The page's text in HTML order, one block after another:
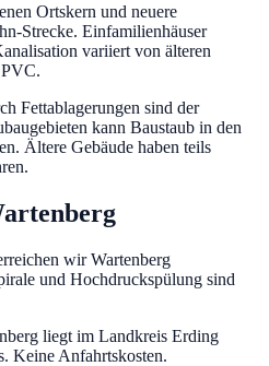
Ortskern und neuere
Strecke. Einfamilienhäuser
variiert von älteren
Fettablagerungen sind der
kann Baustaub in den
Ältere Gebäude haben teils
wir Wartenberg
und Hochdruckspülung sind
liegt im Landkreis Erding
Keine Anfahrtskosten.